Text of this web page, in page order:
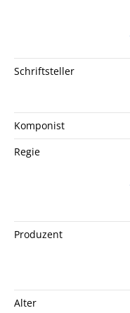
Schriftsteller
Komponist
Regie
Produzent
Alter